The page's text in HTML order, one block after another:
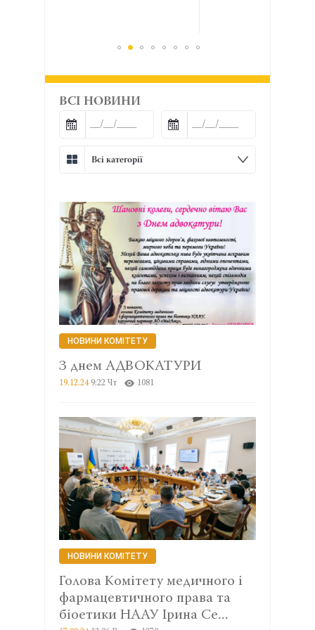
ВСІ НОВИНИ
Всі категорії
НОВИНИ КОМІТЕТУ
З днем АДВОКАТУРИ
19.12.249:22 Чт 1081
НОВИНИ КОМІТЕТУ
Голова Комітету медичного і
фармацевтичного права та
біоетики НААУ Ірина Се...